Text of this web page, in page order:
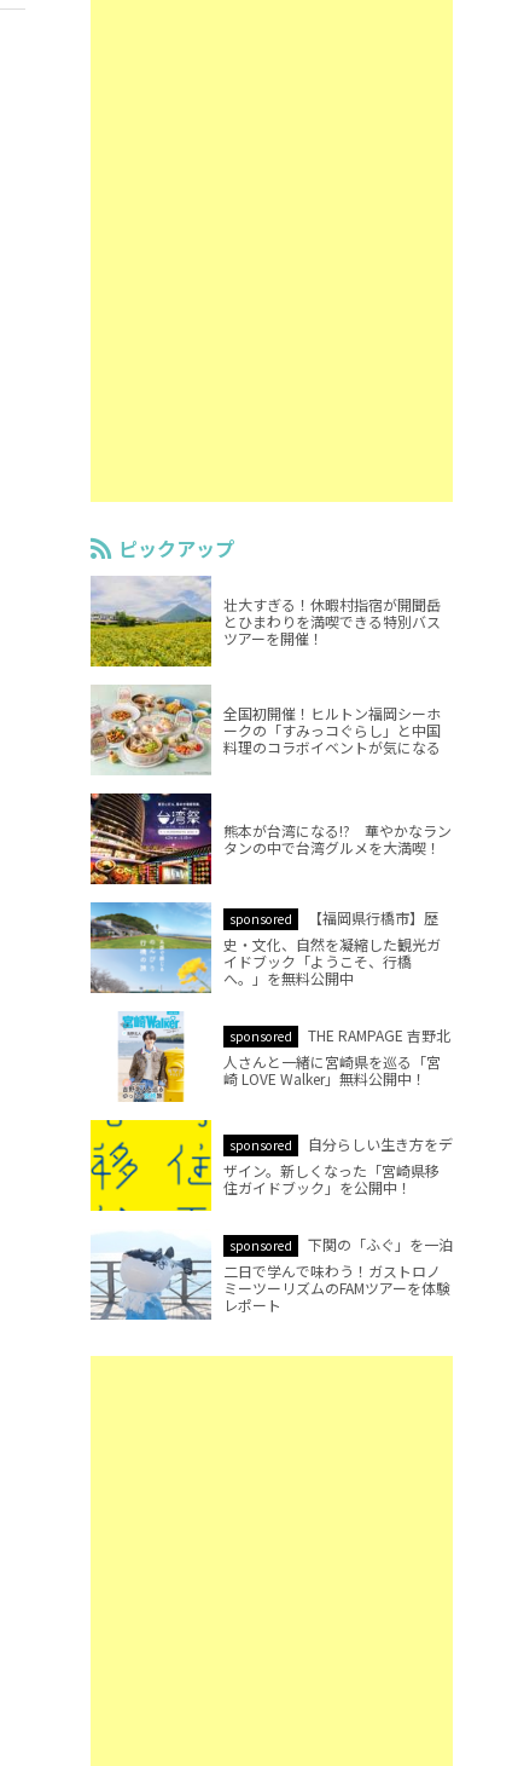
ピックアップ
壮大すぎる！休暇村指宿が開聞岳
とひまわりを満喫できる特別バス
ツアーを開催！
全国初開催！ヒルトン福岡シーホ
ークの「すみっコぐらし」と中国
料理のコラボイベントが気になる
熊本が台湾になる!? 華やかなラン
タンの中で台湾グルメを大満喫！
sponsored
【福岡県行橋市】歴
史・文化、自然を凝縮した観光ガ
イドブック「ようこそ、行橋
へ。」を無料公開中
sponsored
THE RAMPAGE 吉野北
人さんと一緒に宮崎県を巡る「宮
崎 LOVE Walker」無料公開中！
sponsored
自分らしい生き方をデ
ザイン。新しくなった「宮崎県移
住ガイドブック」を公開中！
sponsored
下関の「ふぐ」を一泊
二日で学んで味わう！ガストロノ
ミーツーリズムのFAMツアーを体験
レポート